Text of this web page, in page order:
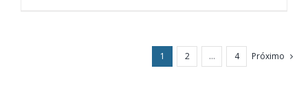
1 2 … 4 Próximo